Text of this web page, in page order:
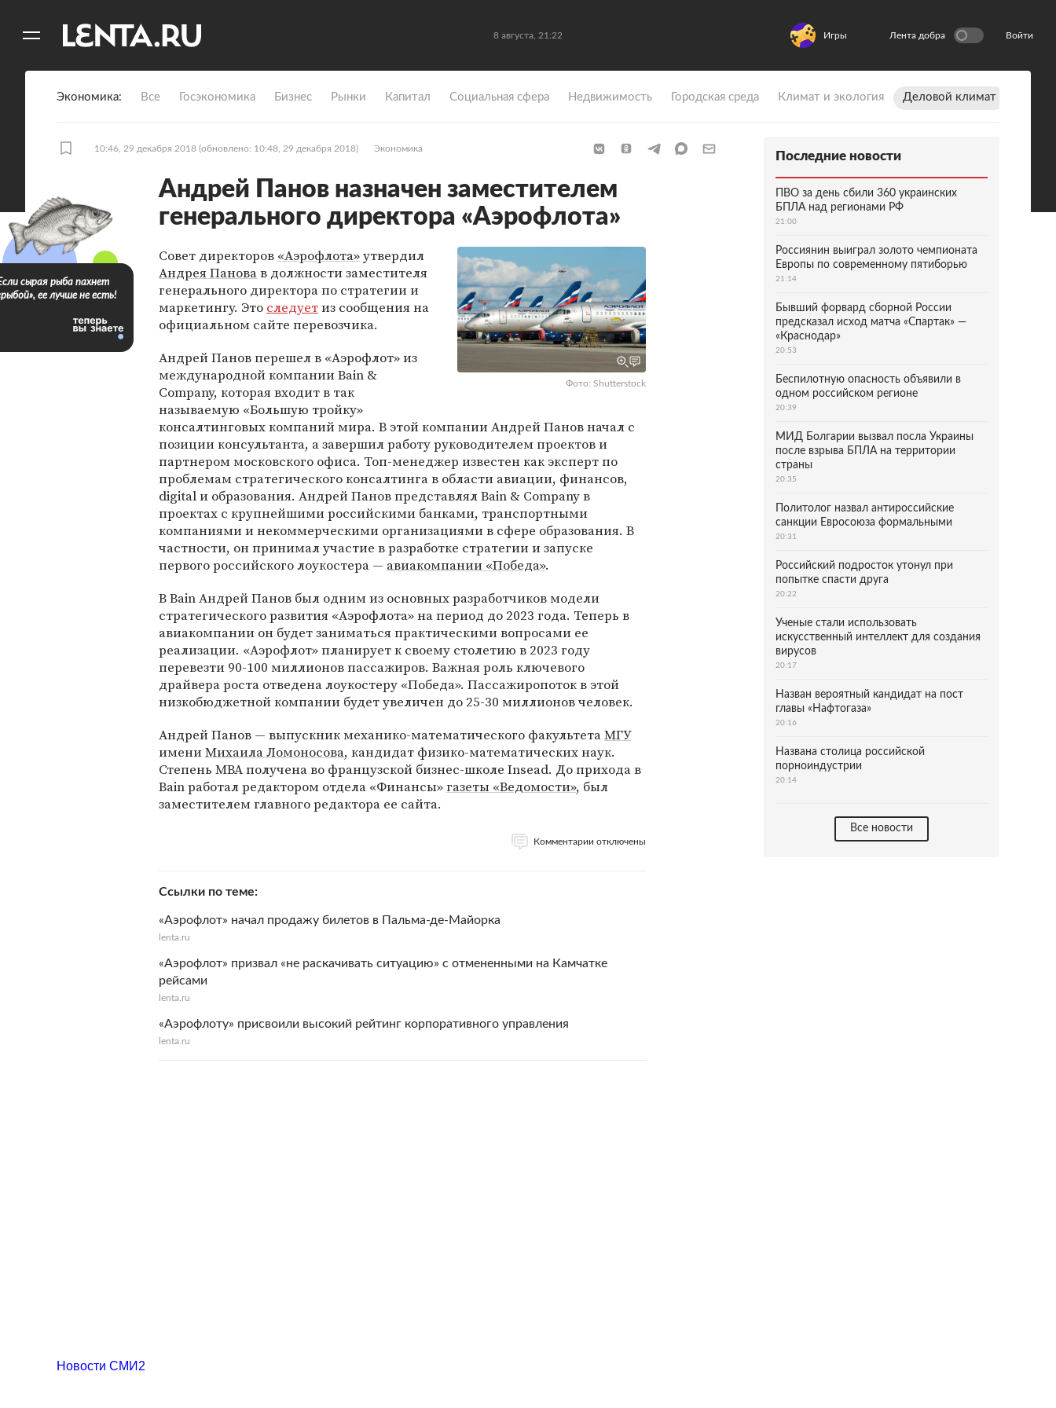
8 августа, 21:22 Игры Лента добра Войти
Экономика Все Госэкономика Бизнес Рынки Капитал Социальная сфера Недвижимость Городская среда Климат и экология Деловой климат
10:46, 29 декабря 2018 (обновлено: 10:48, 29 декабря 2018) Экономика
Андрей Панов назначен заместителем
генерального директора «Аэрофлота»
Фото: Shutterstock
Совет директоров «Аэрофлота»утвердил
Андрея Пановав должности заместителя
генерального директора по стратегии и
маркетингу. Это следуетиз сообщения на
официальном сайте перевозчика.
Андрей Панов перешел в «Аэрофлот» из
международной компании Bain &
Company, которая входит в так
называемую «Большую тройку»
консалтинговых компаний мира. В этой компании Андрей Панов начал c
позиции консультанта, а завершил работу руководителем проектов и
партнером московского офиса. Топ-менеджер известен как эксперт по
проблемам стратегического консалтинга в области авиации, финансов,
digital и образования. Андрей Панов представлял Bain & Company в
проектах с крупнейшими российскими банками, транспортными
компаниями и некоммерческими организациями в сфере образования. В
частности, он принимал участие в разработке стратегии и запуске
первого российского лоукостера — авиакомпании «Победа».
В Bain Андрей Панов был одним из основных разработчиков модели
стратегического развития «Аэрофлота» на период до 2023 года. Теперь в
авиакомпании он будет заниматься практическими вопросами ее
реализации. «Аэрофлот» планирует к своему столетию в 2023 году
перевезти 90-100 миллионов пассажиров. Важная роль ключевого
драйвера роста отведена лоукостеру «Победа». Пассажиропоток в этой
низкобюджетной компании будет увеличен до 25-30 миллионов человек.
Андрей Панов — выпускник механико-математического факультетаМГУ
имениМихаила Ломоносова, кандидат физико-математических наук.
Степень MBA получена во французской бизнес-школе Insead. До прихода в
Bain работал редактором отдела «Финансы»газеты «Ведомости», был
заместителем главного редактора ее сайта.
Комментарии отключены
Ссылки по теме
«Аэрофлот» начал продажу билетов в Пальма-де-Майорка
lenta.ru
«Аэрофлот» призвал «не раскачивать ситуацию» с отмененными на Камчатке
рейсами
lenta.ru
«Аэрофлоту» присвоили высокий рейтинг корпоративного управления
lenta.ru
сырая рыба пахнет
ее лучше не есть!
Последние новости
ПВО за день сбили 360 украинских
БПЛА над регионами РФ
21:00
Россиянин выиграл золото чемпионата
Европы по современному пятиборью
21:14
Бывший форвард сборной России
предсказал исход матча «Спартак» —
«Краснодар»
20:53
Беспилотную опасность объявили в
одном российском регионе
20:39
МИД Болгарии вызвал посла Украины
после взрыва БПЛА на территории
страны
20:35
Политолог назвал антироссийские
санкции Евросоюза формальными
20:31
Российский подросток утонул при
попытке спасти друга
20:22
Ученые стали использовать
искусственный интеллект для создания
вирусов
20:17
Назван вероятный кандидат на пост
главы «Нафтогаза»
20:16
Названа столица российской
порноиндустрии
20:14
Все новости
Новости СМИ2